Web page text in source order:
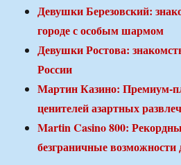
Девушки Березовский:
городе с особым шармом
Девушки Ростова:
России
Мартин Казино: Премиум-
ценителей азартных
Martin Casino 800:
безграничные